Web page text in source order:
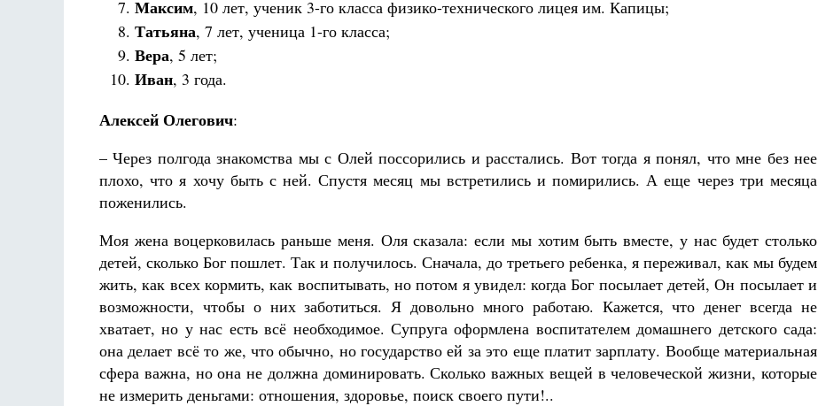
Максим, 10 лет, ученик 3-го класса физико-технического лицея им. Капицы;
Татьяна, 7 лет, ученица 1-го класса;
Вера, 5 лет;
Иван, 3 года.
Алексей Олегович:
– Через полгода знакомства мы с Олей поссорились и расстались. Вот тогда я понял, что мне без нее
плохо, что я хочу быть с ней. Спустя месяц мы встретились и помирились. А еще через три месяца
поженились.
Моя жена воцерковилась раньше меня. Оля сказала: если мы хотим быть вместе, у нас будет столько
детей, сколько Бог пошлет. Так и получилось. Сначала, до третьего ребенка, я переживал, как мы будем
жить, как всех кормить, как воспитывать, но потом я увидел: когда Бог посылает детей, Он посылает и
возможности, чтобы о них заботиться. Я довольно много работаю. Кажется, что денег всегда не
хватает, но у нас есть всё необходимое. Супруга оформлена воспитателем домашнего детского сада:
она делает всё то же, что обычно, но государство ей за это еще платит зарплату. Вообще материальная
сфера важна, но она не должна доминировать. Сколько важных вещей в человеческой жизни, которые
не измерить деньгами: отношения, здоровье, поиск своего пути!..